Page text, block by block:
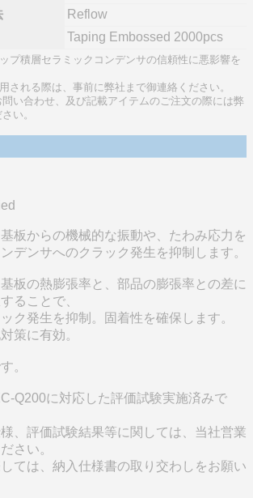
Reflow
Taping Embossed 2000pcs
プ積層セラミックコンデンサの信頼性に悪影響を
される際は、事前に弊社まで御連絡ください。
い合わせ、及び記載アイテムのご注文の際には弊
い。
板からの機械的な振動や、たわみ応力を
デンサへのクラック発生を抑制します。
板の熱膨張率と、部品の膨張率との差に
ることで、
ク発生を抑制。固着性を確保します。
策に有効。
。
Q200に対応した評価試験実施済みで
、評価試験結果等に関しては、当社営業
さい。
ては、納入仕様書の取り交わしをお願い